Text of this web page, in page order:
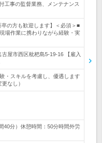
工事の監督業務、メンテナンス
卒の方も歓迎します】＜必須＞■
場作業に携わりながら経験・実
古屋市西区枇杷島5-19-16 【雇入
・スキルを考慮し、優遇します
なし）
40分）休憩時間：50分時間外労